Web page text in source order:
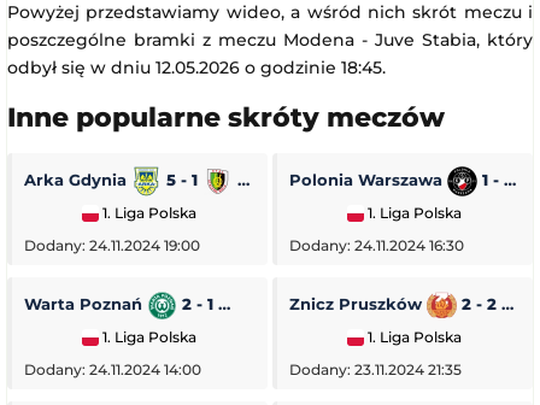
Powyżej przedstawiamy wideo, a wśród nich skrót meczu i
poszczególne bramki z meczu Modena - Juve Stabia, który
odbył się w dniu 12.05.2026 o godzinie 18:45.
Inne popularne skróty meczów
Arka Gdynia 5 - 1
1. Liga Polska
Dodany: 24.11.2024 19:00
Polonia Warszawa 1 - 0
1. Liga Polska
Dodany: 24.11.2024 16:30
Warta Poznań 2 - 1 Pogoń Siedlce
1. Liga Polska
Dodany: 24.11.2024 14:00
Znicz Pruszków 2 - 2
1. Liga Polska
Dodany: 23.11.2024 21:35